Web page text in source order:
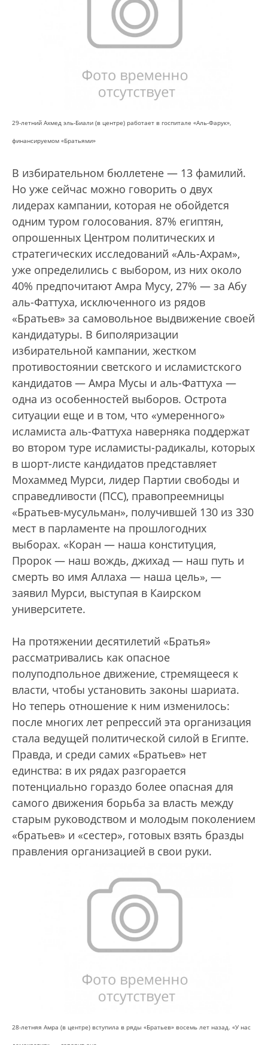
29-летний Ахмед эль-Биали (в центре) работает в госпитале «Аль-Фарук»,
финансируемом «Братьями»
В избирательном бюллетене — 13 фамилий.
Но уже сейчас можно говорить о двух
лидерах кампании, которая не обойдется
одним туром голосования. 87% египтян,
опрошенных Центром политических и
стратегических исследований «Аль-Ахрам»,
уже определились с выбором, из них около
40% предпочитают Амра Мусу, 27% — за Абу
аль-Фаттуха, исключенного из рядов
«Братьев» за самовольное выдвижение своей
кандидатуры. В биполяризации
избирательной кампании, жестком
противостоянии светского и исламистского
кандидатов — Амра Мусы и аль-Фаттуха —
одна из особенностей выборов. Острота
ситуации еще и в том, что «умеренного»
исламиста аль-Фаттуха наверняка поддержат
во втором туре исламисты-радикалы, которых
в шорт-листе кандидатов представляет
Мохаммед Мурси, лидер Партии свободы и
справедливости (ПСС), правопреемницы
«Братьев-мусульман», получившей 130 из 330
мест в парламенте на прошлогодних
выборах. «Коран — наша конституция,
Пророк — наш вождь, джихад — наш путь и
смерть во имя Аллаха — наша цель», —
заявил Мурси, выступая в Каирском
университете.
На протяжении десятилетий «Братья»
рассматривались как опасное
полуподпольное движение, стремящееся к
власти, чтобы установить законы шариата.
Но теперь отношение к ним изменилось:
после многих лет репрессий эта организация
стала ведущей политической силой в Египте.
Правда, и среди самих «Братьев» нет
единства: в их рядах разгорается
потенциально гораздо более опасная для
самого движения борьба за власть между
старым руководством и молодым поколением
«братьев» и «сестер», готовых взять бразды
правления организацией в свои руки.
28-летняя Амра (в центре) вступила в ряды «Братьев» восемь лет назад. «У нас